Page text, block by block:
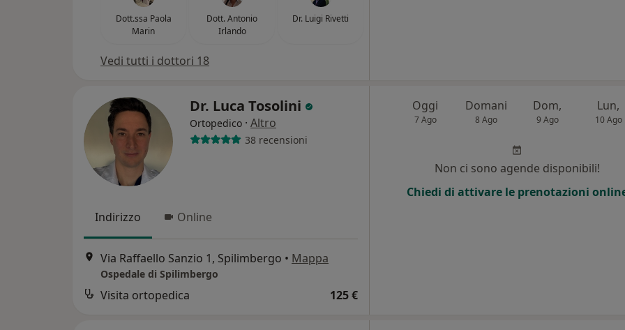
Dott.ssa Paola
Marin
Dott. Antonio
Irlando
Dr. Luigi Rivetti
Vedi tutti i dottori 18
Dr. Luca Tosolini
Ortopedico · Altro
38 recensioni
Indirizzo Online
Via Raffaello Sanzio 1, Spilimbergo • Mappa
Ospedale di Spilimbergo
Visita ortopedica 125 €
Oggi
7 Ago
Domani
8 Ago
Dom,
9 Ago
Lun,
10 Ago
Non ci sono agende disponibili!
Chiedi di attivare le prenotazioni